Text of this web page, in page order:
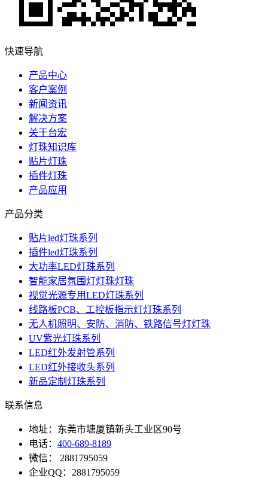
快速导航
产品中心
客户案例
新闻资讯
解决方案
关于台宏
灯珠知识库
贴片灯珠
插件灯珠
产品应用
产品分类
贴片led灯珠系列
插件led灯珠系列
大功率LED灯珠系列
智能家居氛围灯灯珠灯珠
视觉光源专用LED灯珠系列
线路板PCB、工控板指示灯灯珠系列
无人机照明、安防、消防、铁路信号灯灯珠
UV紫光灯珠系列
LED红外发射管系列
LED红外接收头系列
新品定制灯珠系列
联系信息
地址：东莞市塘厦镇新头工业区90号
电话： 400-689-8189
微信： 2881795059
企业QQ：2881795059